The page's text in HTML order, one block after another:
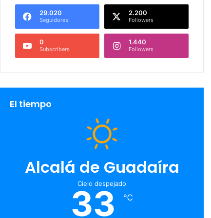
29.020
Seguidores
2.200
Followers
0
Subscribers
1.440
Followers
El tiempo
Alcalá de Guadaíra
Cielo despejado
33 ℃